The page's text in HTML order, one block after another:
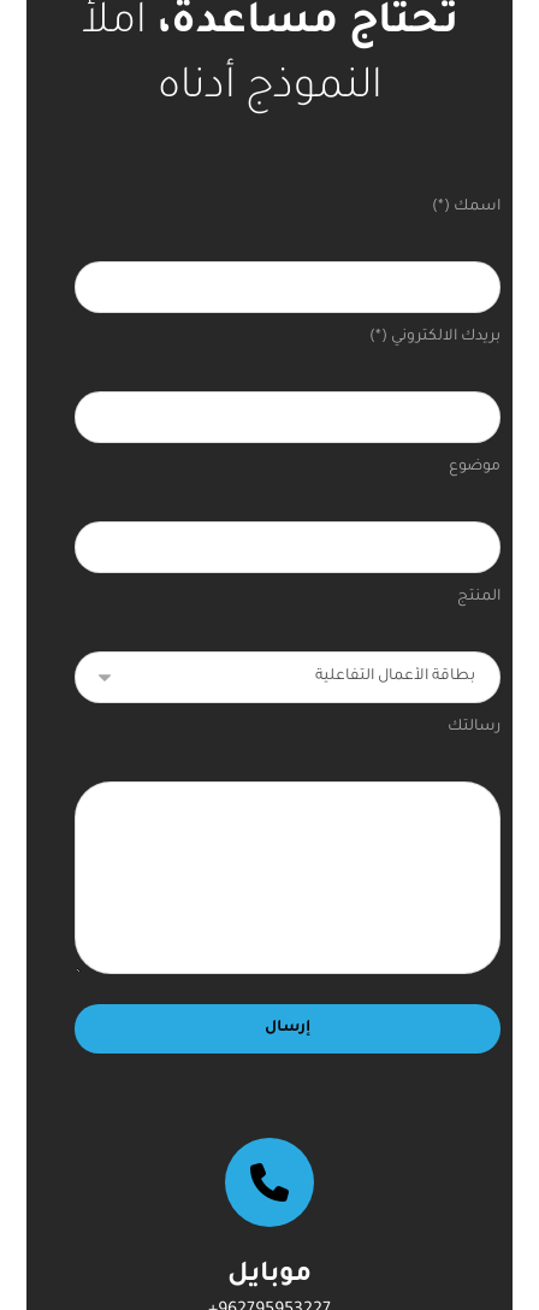
تحتاج مساعدة، املأ
النموذج أدناه
اسمك (*)
بريدك الالكتروني (*)
موضوع
المنتج
رسالتك
موبايل